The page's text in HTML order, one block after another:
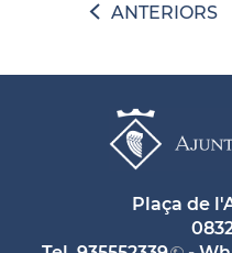
ANTERIORS
Plaça de